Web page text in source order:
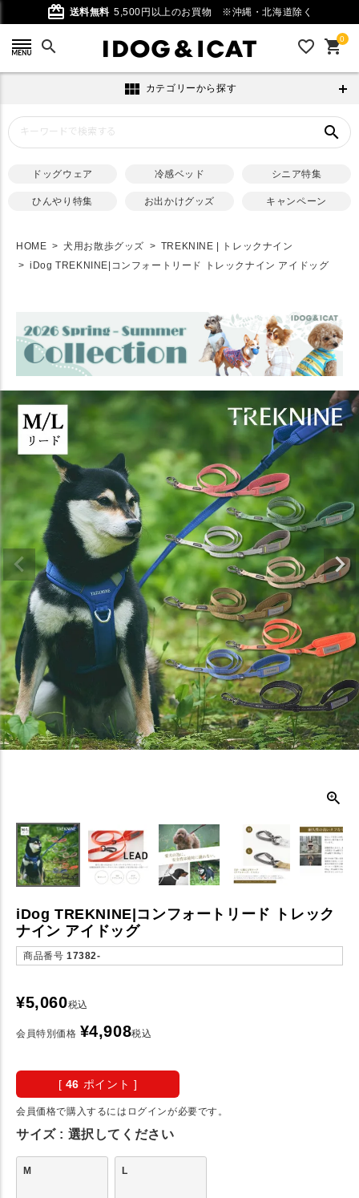
card_giftcard 送料無料 5,500円以上のお買物 ※沖縄・北海道除く
search favorite_outline 0
shopping_cart
view_module カテゴリーから探す
search
ドッグウェア 冷感ベッド シニア特集
ひんやり特集 お出かけグッズ キャンペーン
HOME 犬用お散歩グッズ
TREKNINE | トレックナイン
iDog TREKNINE|コンフォートリード トレックナイン アイドッグ
iDog TREKNINE|コンフォートリード トレック
ナイン アイドッグ
商品番号 17382-
¥5,060税込
会員特別価格 ¥4,908税込
[ 46 ポイント ]
会員価格で購入するにはログインが必要です。
サイズ 選択してください
M L